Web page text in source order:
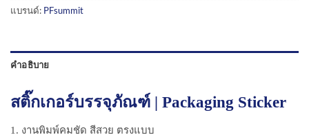
แบรนด์: PFsummit
คำอธิบาย
สติ๊กเกอร์บรรจุภัณฑ์ | Packaging Sticker
1. งานพิมพ์คมชัด สีสวย ตรงแบบ